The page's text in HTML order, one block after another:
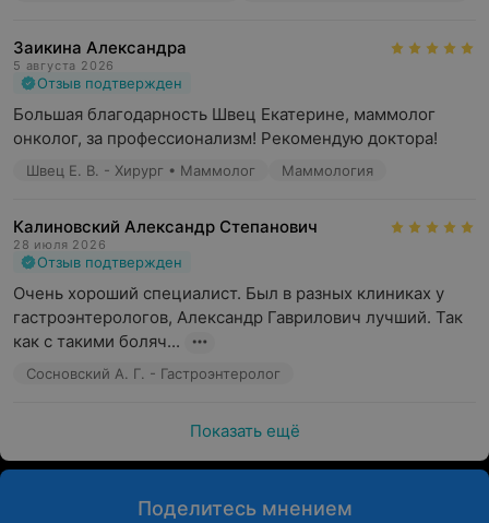
Заикина Александра
5 августа 2026
Отзыв подтвержден
Большая благодарность Швец Екатерине, маммолог
онколог, за профессионализм! Рекомендую доктора!
Швец Е. В. - Хирург • Маммолог Маммология
Калиновский Александр Степанович
28 июля 2026
Отзыв подтвержден
Очень хороший специалист. Был в разных клиниках у
гастроэнтерологов, Александр Гаврилович лучший. Так
как с такими боляч...
Сосновский А. Г. - Гастроэнтеролог
Показать ещё
Поделитесь мнением